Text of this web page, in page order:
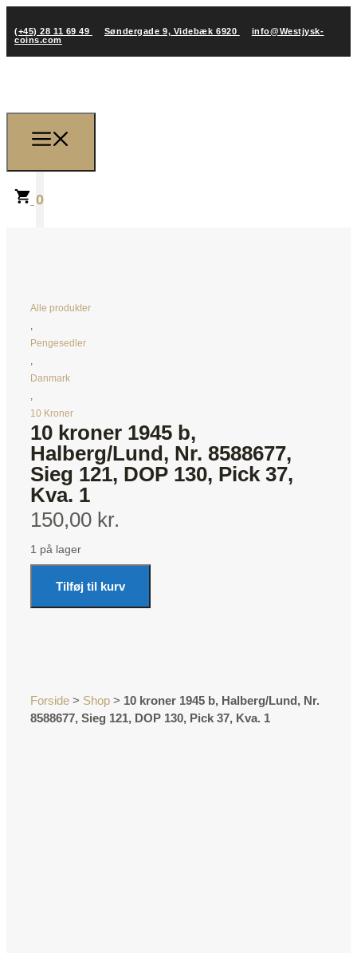
(+45) 28 11 69 49 Søndergade 9, Videbæk 6920
info@Westjysk-
coins.com
0
Forside > Shop > 10 kroner 1945 b, Halberg/Lund, Nr.
8588677, Sieg 121, DOP 130, Pick 37, Kva. 1
Alle produkter
,
Pengesedler
,
Danmark
,
10 Kroner
10 kroner 1945 b,
Halberg/Lund, Nr. 8588677,
Sieg 121, DOP 130, Pick 37,
Kva. 1
150,00 kr.
1 på lager
Tilføj til kurv